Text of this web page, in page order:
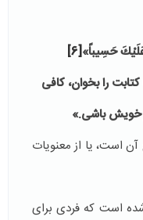
حَسِيباً»
[6]
را بخوان، كافى
خويش باشى.
»
آن است، یا از معنویات
شده است که فردی برای